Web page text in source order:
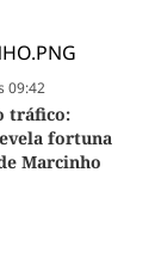
09:42
tráfico:
fortuna
Marcinho